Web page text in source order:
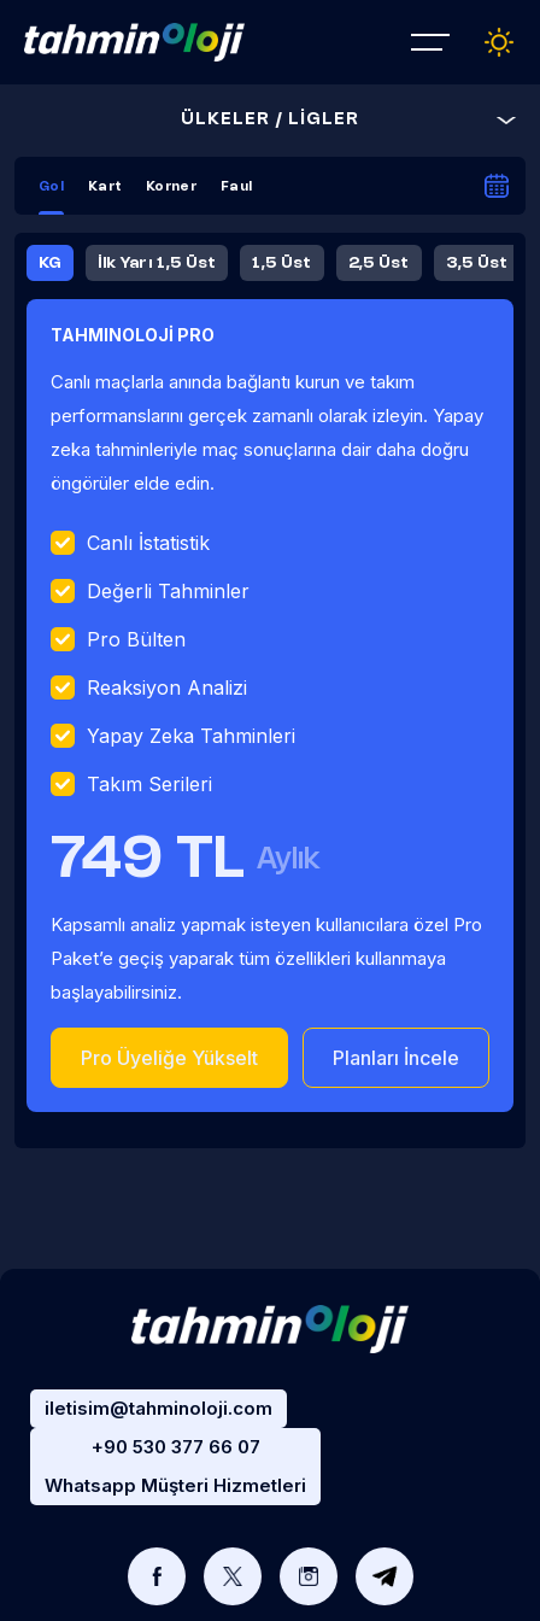
ÜLKELER / LİGLER
Gol Kart Korner Faul
KG İlk Yarı 1,5 Üst 1,5 Üst 2,5 Üst 3,5 Üst
Fauller Ortalama
TAHMINOLOJİ PRO
Canlı maçlarla anında bağlantı kurun ve takım
performanslarını gerçek zamanlı olarak izleyin. Yapay
zeka tahminleriyle maç sonuçlarına dair daha doğru
öngörüler elde edin.
Canlı İstatistik
Değerli Tahminler
Pro Bülten
Reaksiyon Analizi
Yapay Zeka Tahminleri
Takım Serileri
749 TL Aylık
Kapsamlı analiz yapmak isteyen kullanıcılara özel Pro
Paket’e geçiş yaparak tüm özellikleri kullanmaya
başlayabilirsiniz.
Pro Üyeliğe Yükselt Planları İncele
iletisim@tahminoloji.com
+90 530 377 66 07
Whatsapp Müşteri Hizmetleri